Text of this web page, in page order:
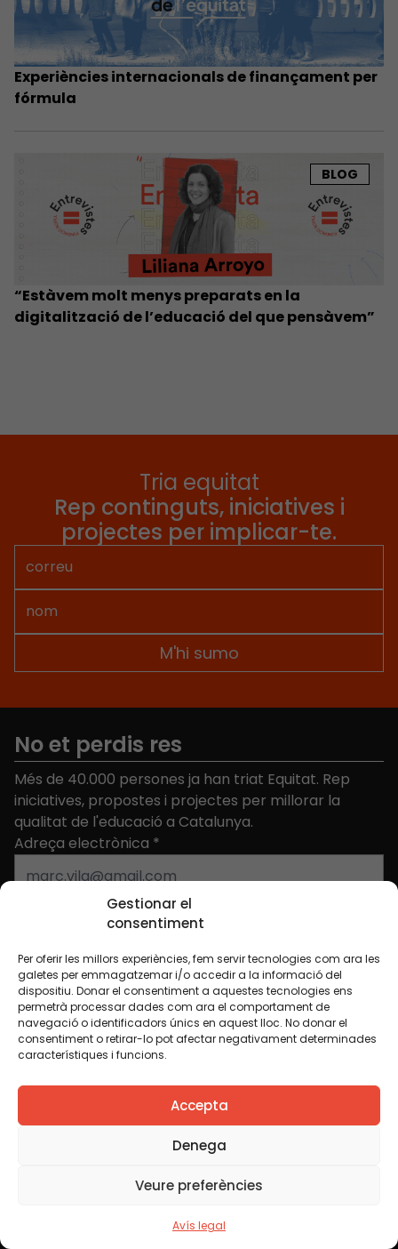
Gestionar el
consentiment
Per oferir les millors experiències, fem servir tecnologies com ara les
galetes per emmagatzemar i/o accedir a la informació del
dispositiu. Donar el consentiment a aquestes tecnologies ens
permetrà processar dades com ara el comportament de
navegació o identificadors únics en aquest lloc. No donar el
consentiment o retirar-lo pot afectar negativament determinades
característiques i funcions.
Accepta
Denega
Veure preferències
Avís legal
Experiències internacionals de finançament per
fórmula
BLOG
“Estàvem molt menys preparats en la
digitalització de l’educació del que pensàvem”
Tria equitat
Rep continguts, iniciatives i
projectes per implicar-te.
No et perdis res
Més de 40.000 persones ja han triat Equitat. Rep
iniciatives, propostes i projectes per millorar la
qualitat de l'educació a Catalunya.
Adreça electrònica *
Seccions
Inici
Notícies
Contacte